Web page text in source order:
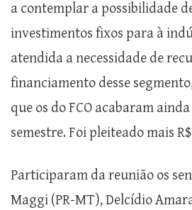
a contemplar a possibilidade
investimentos fixos para à
atendida a necessidade de
financiamento desse
que os do FCO acabaram
semestre. Foi pleiteado mais
Participaram da reunião os
Maggi (PR-MT), Delcídio